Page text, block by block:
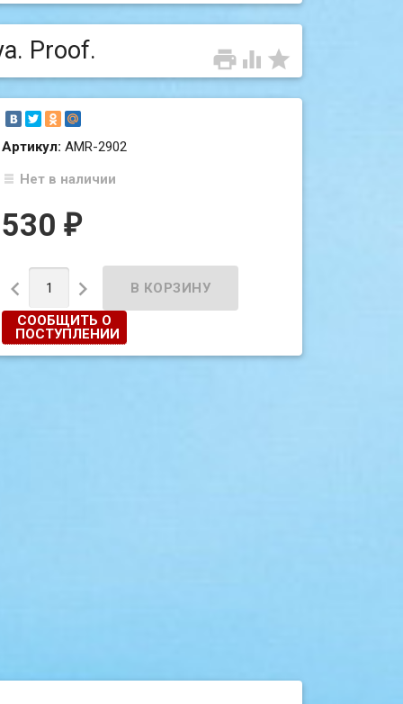
  
Proof.
Артикул:AMR-2902
Нет в наличии
530₽
 
СООБЩИТЬ О
ПОСТУПЛЕНИИ